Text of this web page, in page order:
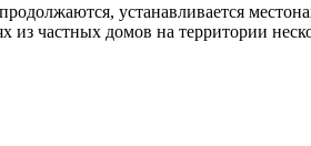
устанавливается
частных домов на территории